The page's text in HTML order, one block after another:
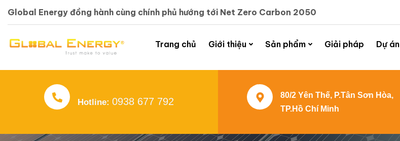
Global Energy đồng hành cùng chính phủ hướng tới Net Zero Carbon 2050
Trang chủ Giới thiệu Sản phẩm Giải pháp Dự án
Hotline: 0938 677 792
80/2 Yên Thế, P.Tân Sơn Hòa,
TP.Hồ Chí Minh